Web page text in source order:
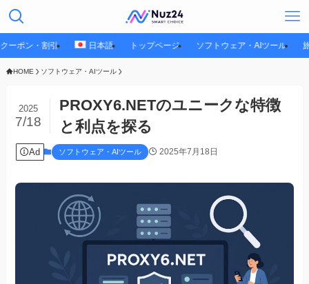
クーポン・割引 日本語 トップページ ソフトウェア・AIツール
HOME ソフトウェア・AIツール
PROXY6.NETのユニークな特徴
と利点を探る
2025
7/18
Ad ソフトウェア・AIツール 2025年7月18日